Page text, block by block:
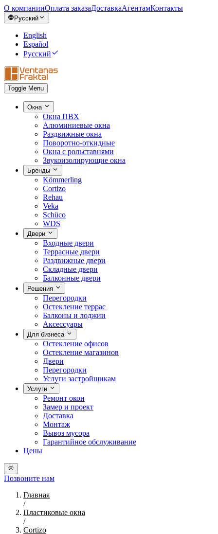
О компанииОплата заказаДоставкаАгентамКонтакты
Русский
English
Español
Русский
Toggle Menu
Окна
Окна ПВХ
Алюминиевые окна
Раздвижные окна
Поворотно-откидные
Окна с рольставнями
Звукоизолирующие окна
Бренды
Kömmerling
Cortizo
Rehau
Veka
Schüco
WDS
Двери
Входные двери
Террасные двери
Раздвижные двери
Складные двери
Балконные двери
Решения
Перегородки
Остекление террас
Балконы и лоджии
Аксессуары
Для бизнеса
Остекление офисов
Остекление магазинов
Двери
Перегородки
Услуги застройщикам
Услуги
Ремонт окон
Замер и проект
Доставка
Монтаж
Вывоз мусора
Гарантийное обслуживание
Цены
Позвоните нам
Главная
/
Пластиковые окна
/
Cortizo